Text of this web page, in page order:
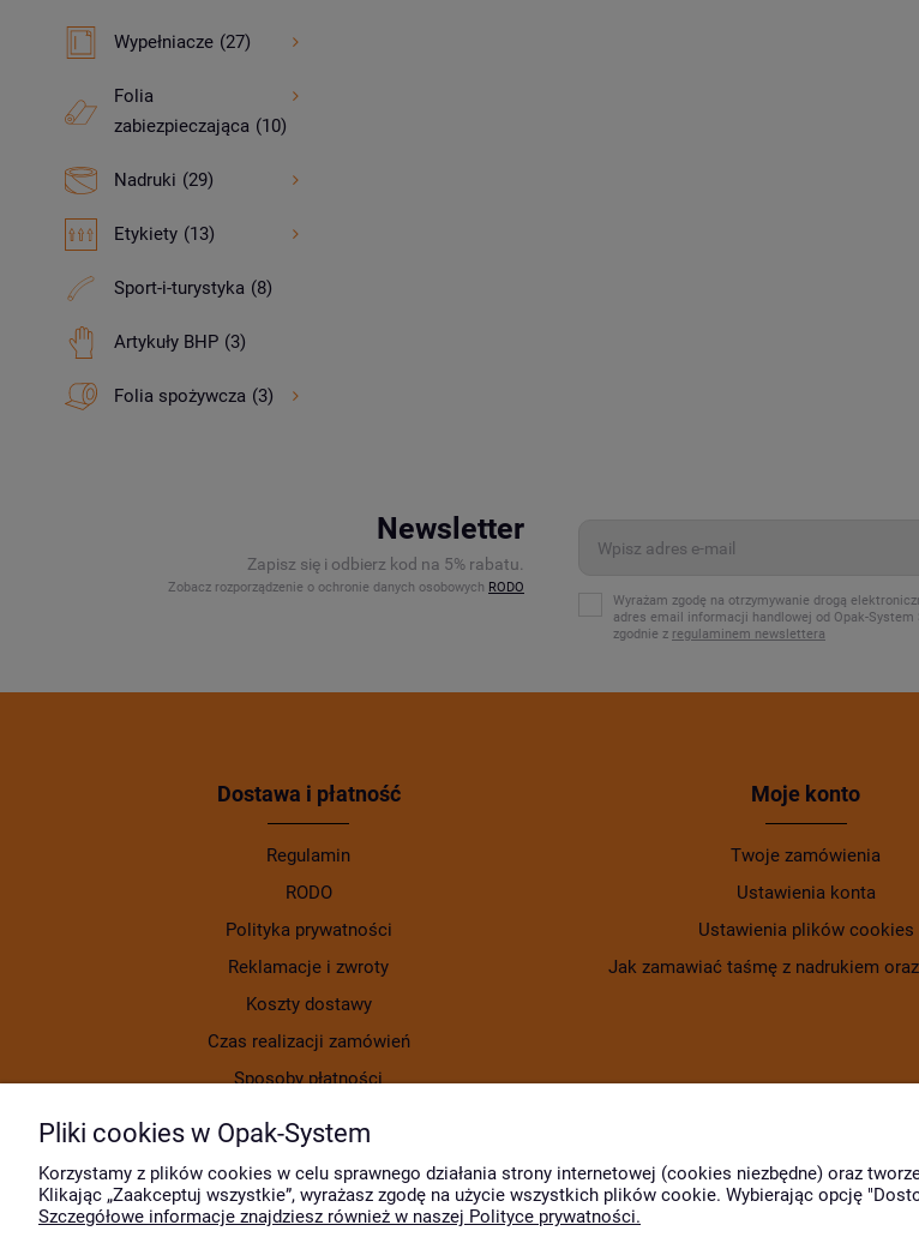
Wypełniacze (27)
Folia
zabiezpieczająca (10)
Nadruki (29)
Etykiety (13)
Sport-i-turystyka (8)
Artykuły BHP (3)
Folia spożywcza (3)
Newsletter
Zapisz się i odbierz kod na 5% rabatu.
Zobacz rozporządzenie o ochronie danych osobowych RODO
Wyrażam zgodę na otrzymywanie drogą
adres email informacji handlowej od Opak-System
zgodnie z regulaminem newslettera
Dostawa i płatność
Regulamin
RODO
Polityka prywatności
Reklamacje i zwroty
Koszty dostawy
Czas realizacji zamówień
Sposoby płatności
Moje konto
Twoje zamówienia
Ustawienia konta
Ustawienia plików cookies
Jak zamawiać taśmę z nadrukiem
Pliki cookies w Opak-System
Korzystamy z plików cookies w celu sprawnego działania strony internetowej (cookies niezbędne) oraz
Klikając „Zaakceptuj wszystkie”, wyrażasz zgodę na użycie wszystkich plików cookie. Wybierając opcję
Szczegółowe informacje znajdziesz również w naszej Polityce prywatności.